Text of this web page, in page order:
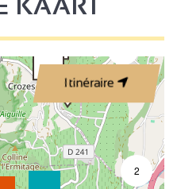
KAART
Itinéraire
2